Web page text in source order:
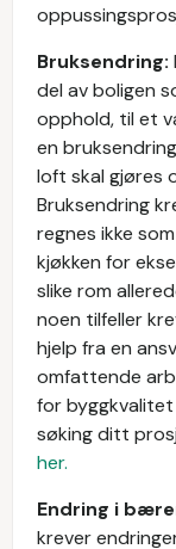
Bruksendring:
del av boligen
opphold, til et
en
loft skal gjøres
Bruksendring
regnes ikke
kjøkken for
slike rom
noen tilfeller
hjelp fra en
omfattende
for byggkvalitet
søking ditt
her.
Endring i
krever